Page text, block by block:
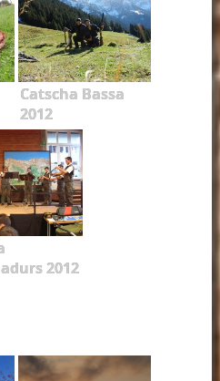
Catscha Bassa
2012
2012